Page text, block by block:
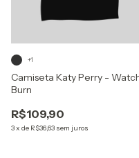
Camiseta Katy Perry -
Burn
R$109,90
3x de R$36,63 sem juros
+1